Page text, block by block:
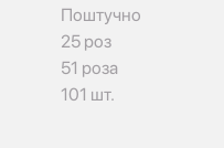
Поштучно
25 роз
51 роза
101 шт.